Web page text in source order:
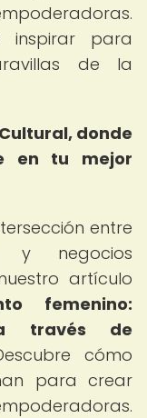
inspirar para
de la
donde
en tu mejor
entre
y negocios
artículo
femenino:
a través de
cómo
para crear